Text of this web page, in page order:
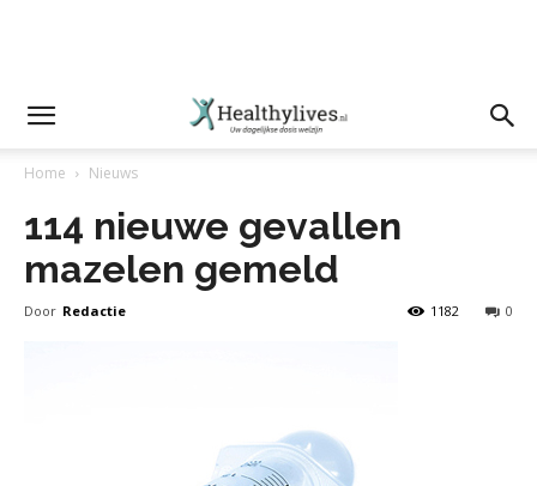
Home Nieuws
114 nieuwe gevallen
mazelen gemeld
Door Redactie 0
1182